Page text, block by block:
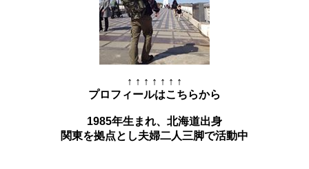
↑ ↑ ↑ ↑ ↑ ↑ ↑
プロフィールはこちらから
1985年生まれ、北海道出身
関東を拠点とし夫婦二人三脚で活動中